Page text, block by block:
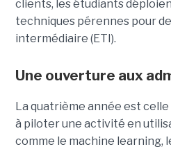
clients, les étudiants
techniques pérennes pour
intermédiaire (ETI).
Une ouverture aux
La quatrième année est celle
à piloter une activité en
comme le machine learning,